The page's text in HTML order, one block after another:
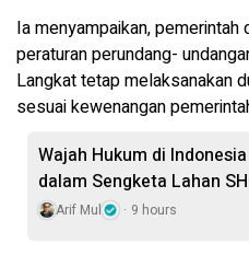
Ia menyampaikan,
peraturan perundang-
Langkat tetap melaksanakan
sesuai kewenangan
Wajah Hukum di
dalam Sengketa Lahan
Arif Mul 9 hours